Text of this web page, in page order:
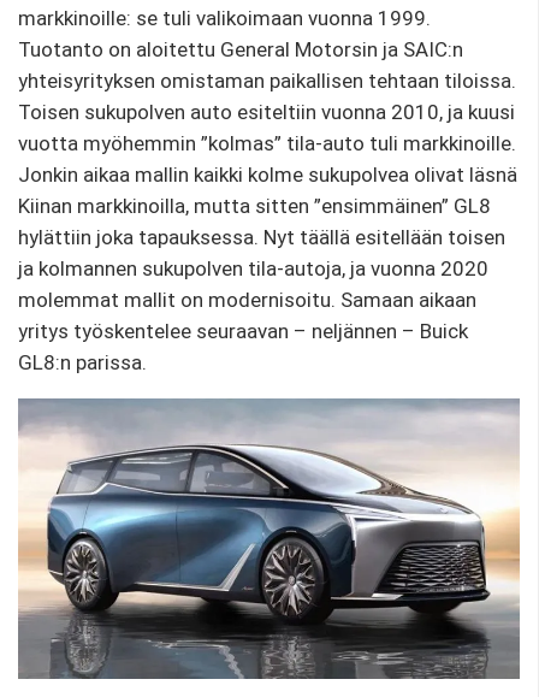
markkinoille: se tuli valikoimaan vuonna 1999.
Tuotanto on aloitettu General Motorsin ja SAIC:n
yhteisyrityksen omistaman paikallisen tehtaan tiloissa.
Toisen sukupolven auto esiteltiin vuonna 2010, ja kuusi
vuotta myöhemmin ”kolmas” tila-auto tuli markkinoille.
Jonkin aikaa mallin kaikki kolme sukupolvea olivat läsnä
Kiinan markkinoilla, mutta sitten ”ensimmäinen” GL8
hylättiin joka tapauksessa. Nyt täällä esitellään toisen
ja kolmannen sukupolven tila-autoja, ja vuonna 2020
molemmat mallit on modernisoitu. Samaan aikaan
yritys työskentelee seuraavan – neljännen – Buick
GL8:n parissa.